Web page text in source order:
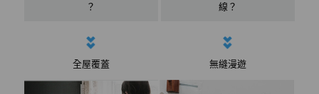
？
全屋覆蓋
線？
無縫漫遊